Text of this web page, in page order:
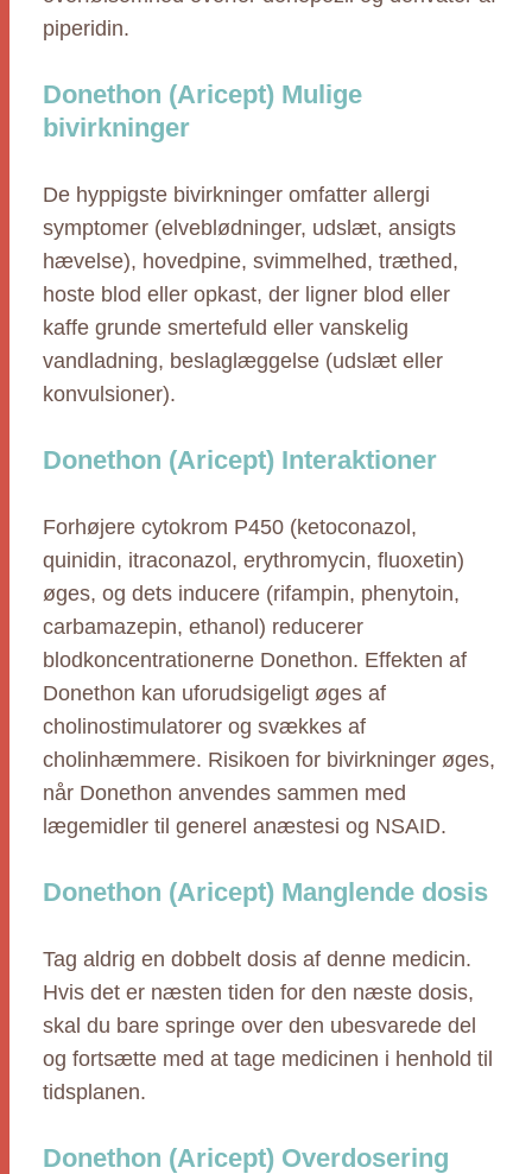
piperidin.
Donethon (Aricept) Mulige
bivirkninger
De hyppigste bivirkninger omfatter allergi
symptomer (elveblødninger, udslæt, ansigts
hævelse), hovedpine, svimmelhed, træthed,
hoste blod eller opkast, der ligner blod eller
kaffe grunde smertefuld eller vanskelig
vandladning, beslaglæggelse (udslæt eller
konvulsioner).
Donethon (Aricept) Interaktioner
Forhøjere cytokrom P450 (ketoconazol,
quinidin, itraconazol, erythromycin, fluoxetin)
øges, og dets inducere (rifampin, phenytoin,
carbamazepin, ethanol) reducerer
blodkoncentrationerne Donethon. Effekten af
Donethon kan uforudsigeligt øges af
cholinostimulatorer og svækkes af
cholinhæmmere. Risikoen for bivirkninger øges,
når Donethon anvendes sammen med
lægemidler til generel anæstesi og NSAID.
Donethon (Aricept) Manglende dosis
Tag aldrig en dobbelt dosis af denne medicin.
Hvis det er næsten tiden for den næste dosis,
skal du bare springe over den ubesvarede del
og fortsætte med at tage medicinen i henhold til
tidsplanen.
Donethon (Aricept) Overdosering